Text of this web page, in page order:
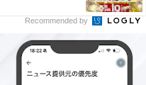
）※今見ている記事
）
秤座）
Recommended by